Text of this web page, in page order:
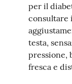
per il
consultare
testa,
pressione,
fresca e